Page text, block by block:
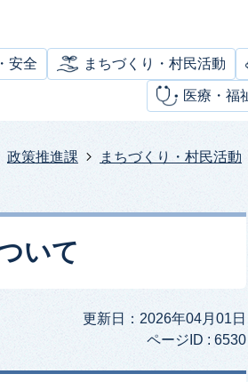
安全 まちづくり・村民活動
医療・福
政策推進課 まちづくり・村民活動
いて
更新日：2026年04月01日
ページID : 6530